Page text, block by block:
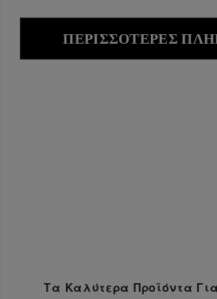
ΠΕΡΙΣΣΌΤΕΡΕΣ
Τα Καλύτερα Προϊόντα